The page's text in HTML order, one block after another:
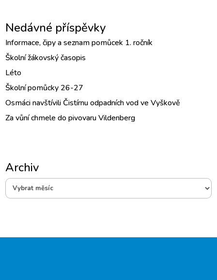
Nedávné příspěvky
Informace, čipy a seznam pomůcek 1. ročník
Školní žákovský časopis
Léto
Školní pomůcky 26-27
Osmáci navštívili Čistírnu odpadních vod ve Vyškově
Za vůní chmele do pivovaru Vildenberg
ArchivArchiv